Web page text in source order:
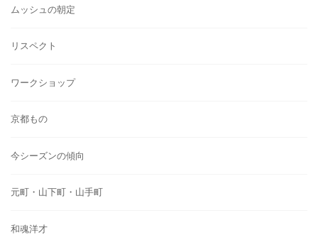
ムッシュの朝定
リスペクト
ワークショップ
京都もの
今シーズンの傾向
元町・山下町・山手町
和魂洋才